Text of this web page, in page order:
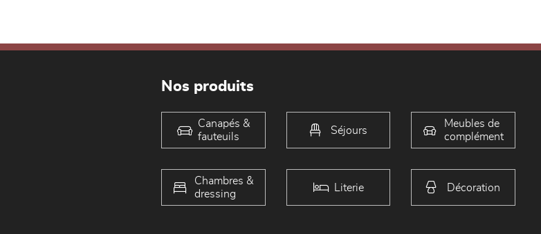
Nos produits
Canapés &
fauteuils
Séjours
Meubles de
complément
Chambres &
dressing
Literie Décoration